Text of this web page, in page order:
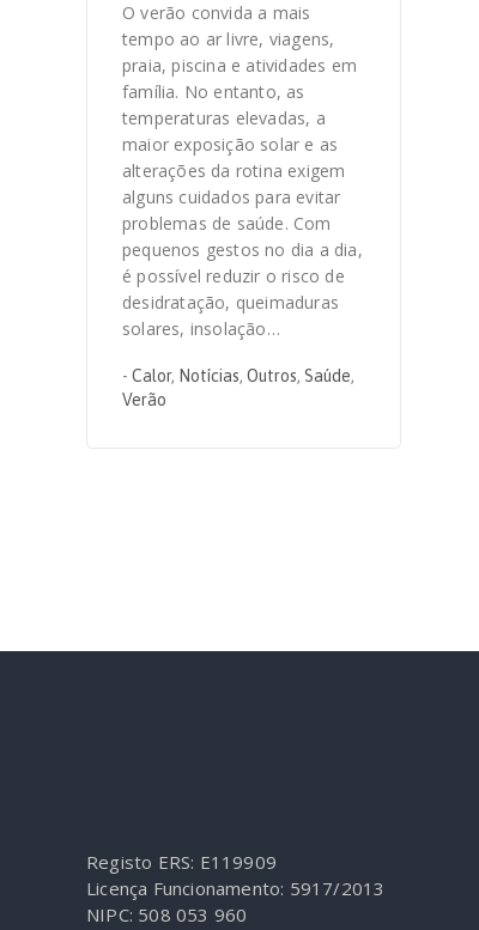
O verão convida a mais
tempo ao ar livre, viagens,
praia, piscina e atividades em
família. No entanto, as
temperaturas elevadas, a
maior exposição solar e as
alterações da rotina exigem
alguns cuidados para evitar
problemas de saúde. Com
pequenos gestos no dia a dia,
é possível reduzir o risco de
desidratação, queimaduras
solares, insolação…
- Calor, Notícias, Outros, Saúde,
Verão
Registo ERS: E119909
Licença Funcionamento: 5917/2013
NIPC: 508 053 960